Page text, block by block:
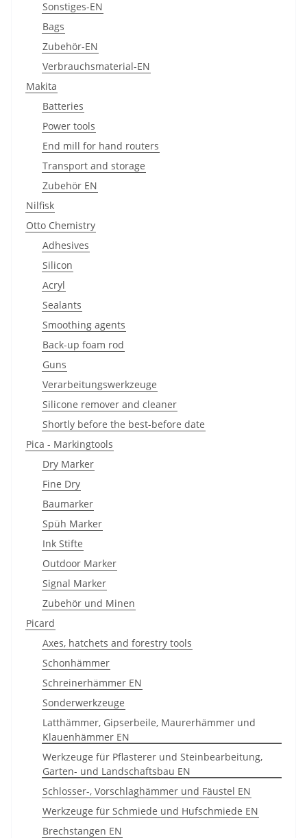
Sonstiges-EN
Bags
Zubehör-EN
Verbrauchsmaterial-EN
Makita
Batteries
Power tools
End mill for hand routers
Transport and storage
Zubehör EN
Nilfisk
Otto Chemistry
Adhesives
Silicon
Acryl
Sealants
Smoothing agents
Back-up foam rod
Guns
Verarbeitungswerkzeuge
Silicone remover and cleaner
Shortly before the best-before date
Pica - Markingtools
Dry Marker
Fine Dry
Baumarker
Spüh Marker
Ink Stifte
Outdoor Marker
Signal Marker
Zubehör und Minen
Picard
Axes, hatchets and forestry tools
Schonhämmer
Schreinerhämmer EN
Sonderwerkzeuge
Latthämmer, Gipserbeile, Maurerhämmer und
Klauenhämmer EN
Werkzeuge für Pflasterer und Steinbearbeitung,
Garten- und Landschaftsbau EN
Schlosser-, Vorschlaghämmer und Fäustel EN
Werkzeuge für Schmiede und Hufschmiede EN
Brechstangen EN